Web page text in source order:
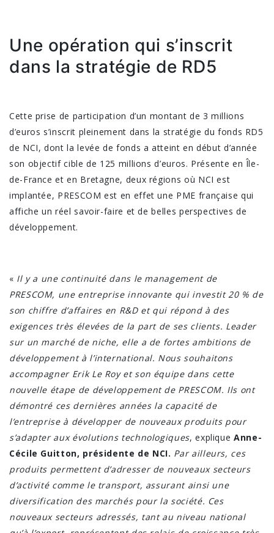
Une opération qui s’inscrit
dans la stratégie de RD5
Cette prise de participation d’un montant de 3 millions
d’euros s’inscrit pleinement dans la stratégie du fonds RD5
de NCI, dont la levée de fonds a atteint en début d’année
son objectif cible de 125 millions d’euros. Présente en Île-
de-France et en Bretagne, deux régions où NCI est
implantée, PRESCOM est en effet une PME française qui
affiche un réel savoir-faire et de belles perspectives de
développement.
« Il y a une continuité dans le management de
PRESCOM, une entreprise innovante qui investit 20 % de
son chiffre d’affaires en R&D et qui répond à des
exigences très élevées de la part de ses clients. Leader
sur un marché de niche, elle a de fortes ambitions de
développement à l’international. Nous souhaitons
accompagner Erik Le Roy et son équipe dans cette
nouvelle étape de développement de PRESCOM. Ils ont
démontré ces dernières années la capacité de
l’entreprise à développer de nouveaux produits pour
s’adapter aux évolutions technologiques, expliqueAnne-
Cécile Guitton, présidente de NCI. Par ailleurs, ces
produits permettent d’adresser de nouveaux secteurs
d’activité comme le transport, assurant ainsi une
diversification des marchés pour la société. Ces
nouveaux secteurs adressés, tant au niveau national